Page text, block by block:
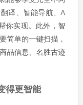
译、智能导航、A
你实现。此外，智
简单的一键扫描，
品信息、名胜古迹
得更智能